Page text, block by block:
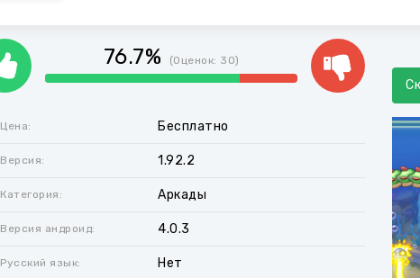
76.7% (Оценок: 30)
Цена: Бесплатно
Версия: 1.92.2
Категория: Аркады
Версия андроид: 4.0.3
Русский язык: Нет